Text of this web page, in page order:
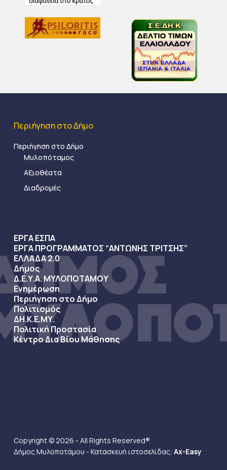
Περιήγηση στο Δήμο
Περιήγηση στο Δήμο
Μυλοπόταμος
Αξιοθέατα
Διαδρομές
ΕΡΓΑ ΕΣΠΑ
ΕΡΓΑ ΠΡΟΓΡΑΜΜΑΤΟΣ “ΑΝΤΩΝΗΣ ΤΡΙΤΣΗΣ”
ΕΛΛΑΔΑ 2.0
Δήμος
Δ.Ε.Υ.Α. ΜΥΛΟΠΟΤΑΜΟΥ
Ενημέρωση
Περιήγηση στο Δήμο
Πολιτισμός
ΔΗ.Κ.Ε.ΜΥ.
Πολιτική Προστασία
Κέντρο Δια Βίου Μάθησης
Copyright © 2026 - All Rights Reserved®
Δήμος Μυλοποτάμου - Κατασκευή ιστοσελίδας: Ax-Easy